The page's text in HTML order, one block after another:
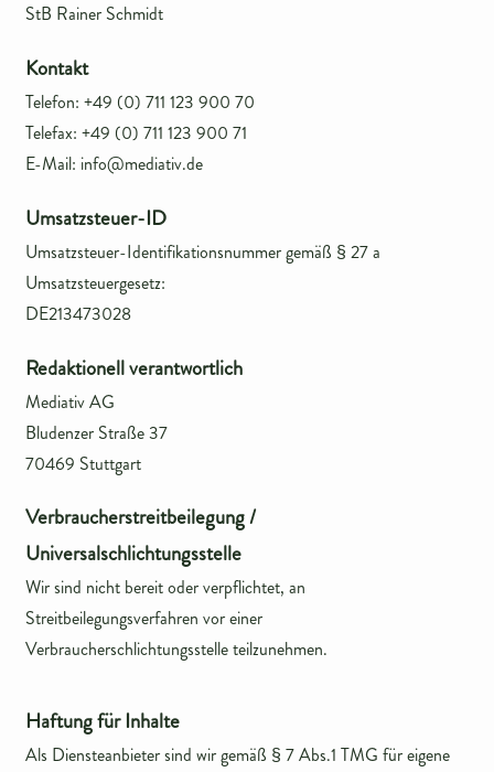
StB Rainer Schmidt
Kontakt
Telefon: +49 (0) 711 123 900 70
Telefax: +49 (0) 711 123 900 71
E-Mail: info@mediativ.de
Umsatzsteuer-ID
Umsatzsteuer-Identifikationsnummer gemäß § 27 a
Umsatzsteuergesetz:
DE213473028
Redaktionell verantwortlich
Mediativ AG
Bludenzer Straße 37
70469 Stuttgart
Verbraucherstreitbeilegung /
Universalschlichtungsstelle
Wir sind nicht bereit oder verpflichtet, an
Streitbeilegungsverfahren vor einer
Verbraucherschlichtungsstelle teilzunehmen.
Haftung für Inhalte
Als Diensteanbieter sind wir gemäß § 7 Abs.1 TMG für eigene